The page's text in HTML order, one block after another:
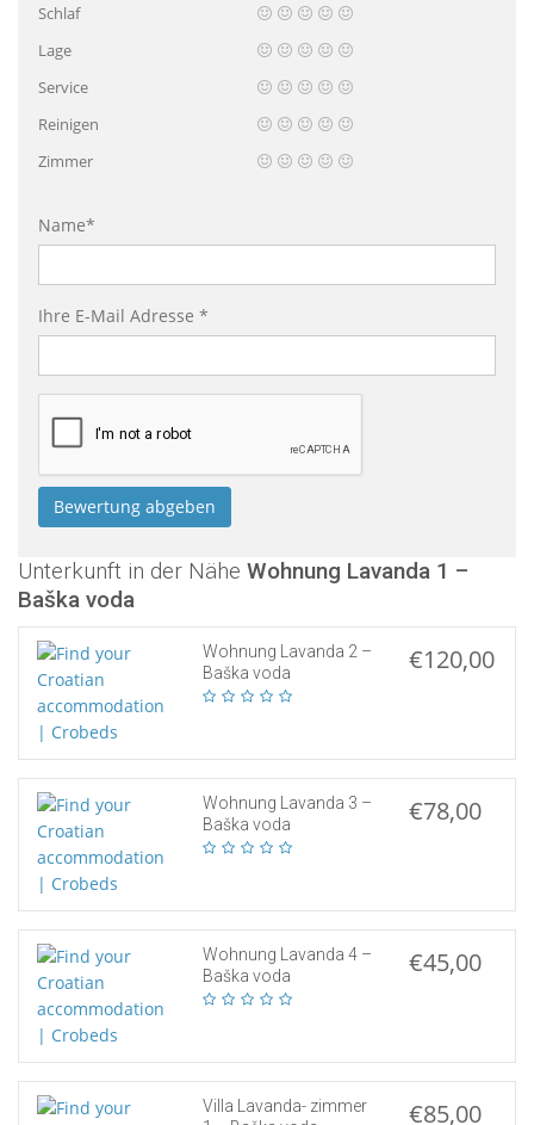
Schlaf
Lage
Service
Reinigen
Zimmer
Name*
Ihre E-Mail Adresse *
Unterkunft in der Nähe Wohnung Lavanda 1 –
Baška voda
Wohnung Lavanda 2 –
Baška voda
€120,00
Wohnung Lavanda 3 –
Baška voda
€78,00
Wohnung Lavanda 4 –
Baška voda
€45,00
Villa Lavanda- zimmer
€85,00